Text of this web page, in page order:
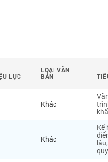
LỰC
LOẠI VĂN
BẢN
Khác
Khác
Kế